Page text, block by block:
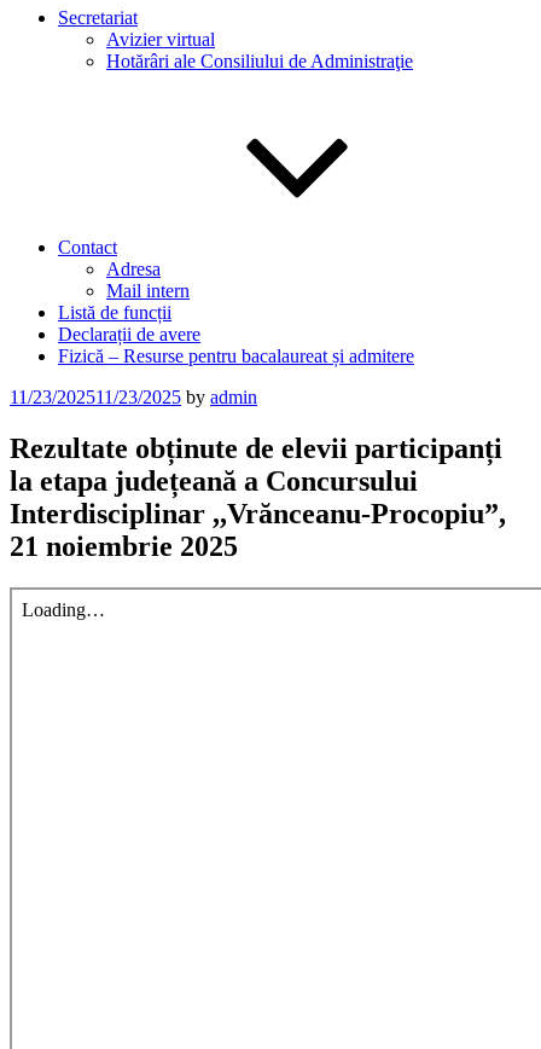
Secretariat
Avizier virtual
Hotărâri ale Consiliului de Administraţie
Contact
Adresa
Mail intern
Listă de funcții
Declarații de avere
Fizică – Resurse pentru bacalaureat și admitere
Posted
11/23/202511/23/2025 by admin
Rezultate obținute de elevii participanți
la etapa județeană a Concursului
Interdisciplinar ,,Vrănceanu-Procopiu”,
21 noiembrie 2025